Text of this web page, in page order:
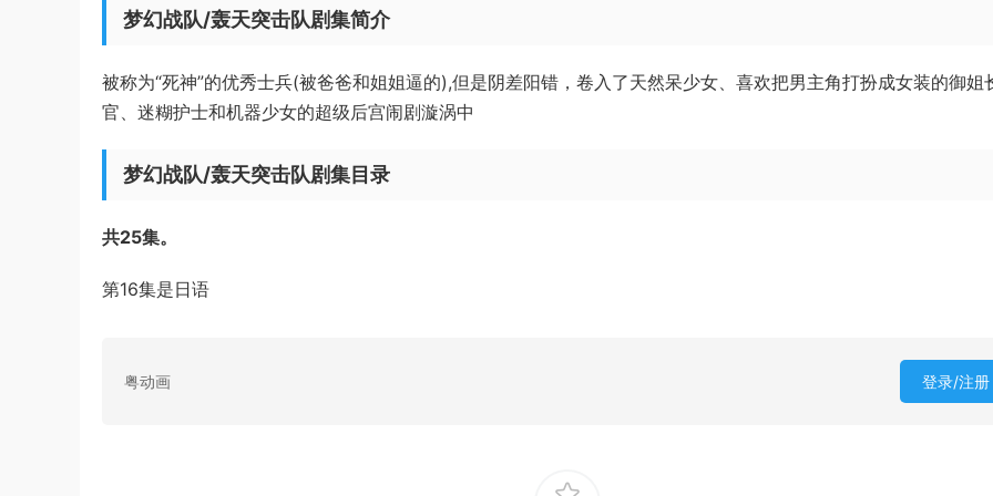
梦幻战队/轰天突击队剧集简介
被称为“死神”的优秀士兵(被爸爸和姐姐逼的),但是阴差阳错，卷入了天然呆少女、喜欢把男主角打扮成女装的御姐
官、迷糊护士和机器少女的超级后宫闹剧漩涡中
梦幻战队/轰天突击队剧集目录
共25集。
第16集是日语
粤动画 登录/注册